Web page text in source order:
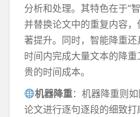
分析和处理。其特色在于“
并替换论文中的重复内容
著提升。同时，智能降重
时间内完成大量文本的降
贵的时间成本。
机器降重：机器降重则
论文进行逐句逐段的细致